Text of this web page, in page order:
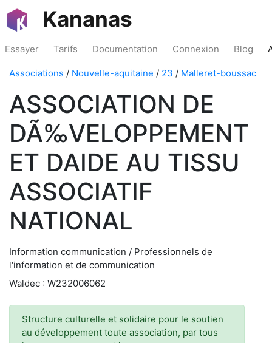
Kananas
Essayer Tarifs Documentation Connexion Blog
Associations / Nouvelle-aquitaine / 23 / Malleret-boussac
ASSOCIATION DE
DÃ‰VELOPPEMENT
ET DAIDE AU TISSU
ASSOCIATIF
NATIONAL
Information communication / Professionnels de
l'information et de communication
Waldec : W232006062
Structure culturelle et solidaire pour le soutien
au développement toute association, par tous